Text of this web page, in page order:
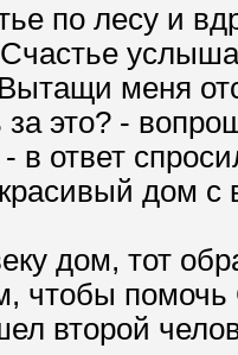
по лесу и
меня
это? -
в ответ
дом с
дом, тот
чтобы
второй